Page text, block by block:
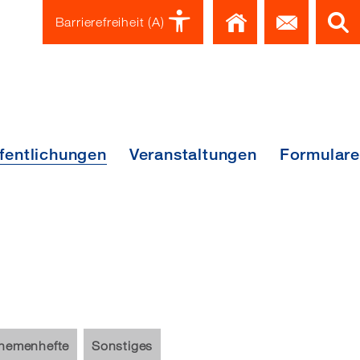
Barrierefreiheit(A) Home
Veranstaltungen Formulare
Sonstiges